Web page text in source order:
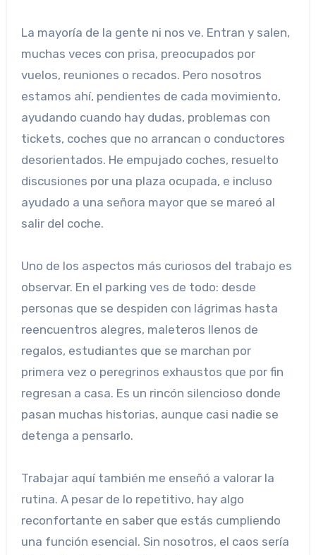
La mayoría de la gente ni nos ve. Entran y salen,
muchas veces con prisa, preocupados por
vuelos, reuniones o recados. Pero nosotros
estamos ahí, pendientes de cada movimiento,
ayudando cuando hay dudas, problemas con
tickets, coches que no arrancan o conductores
desorientados. He empujado coches, resuelto
discusiones por una plaza ocupada, e incluso
ayudado a una señora mayor que se mareó al
salir del coche.
Uno de los aspectos más curiosos del trabajo es
observar. En el parking ves de todo: desde
personas que se despiden con lágrimas hasta
reencuentros alegres, maleteros llenos de
regalos, estudiantes que se marchan por
primera vez o peregrinos exhaustos que por fin
regresan a casa. Es un rincón silencioso donde
pasan muchas historias, aunque casi nadie se
detenga a pensarlo.
Trabajar aquí también me enseñó a valorar la
rutina. A pesar de lo repetitivo, hay algo
reconfortante en saber que estás cumpliendo
una función esencial. Sin nosotros, el caos sería